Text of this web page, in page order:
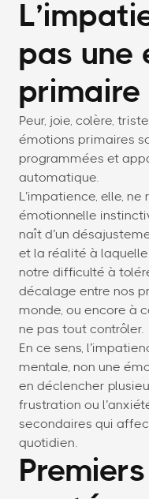
pas une
primaire
Peur, joie, colère,
émotions primaires
programmées et
automatique.
L’impatience, elle,
émotionnelle
naît d’un
et la réalité à
notre difficulté à
décalage entre nos
monde, ou encore à
ne pas tout contrôler.
En ce sens,
mentale, non une
en déclencher
frustration ou
secondaires qui
quotidien.